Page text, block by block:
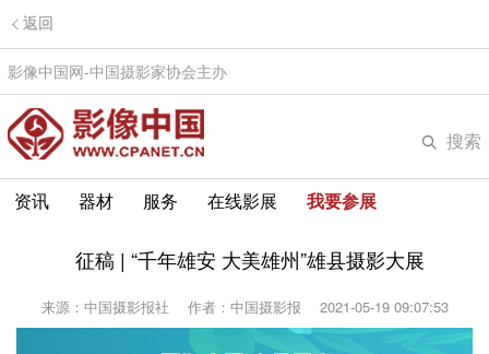
返回
影像中国网-中国摄影家协会主办
搜索
资讯 器材 服务 在线影展 我要参展
征稿 | “千年雄安 大美雄州”雄县摄影大展
来源：中国摄影报社 作者：中国摄影报 2021-05-19 09:07:53